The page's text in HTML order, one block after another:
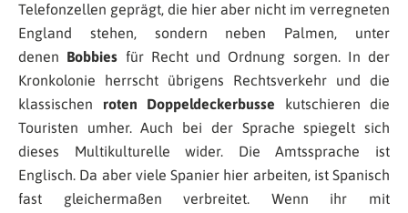
Telefonzellen geprägt, die hier aber nicht im verregneten
England stehen, sondern neben Palmen, unter
denen Bobbies für Recht und Ordnung sorgen. In der
Kronkolonie herrscht übrigens Rechtsverkehr und die
klassischen roten Doppeldeckerbusse kutschieren die
Touristen umher. Auch bei der Sprache spiegelt sich
dieses Multikulturelle wider. Die Amtssprache ist
Englisch. Da aber viele Spanier hier arbeiten, ist Spanisch
fast gleichermaßen verbreitet. Wenn ihr mit